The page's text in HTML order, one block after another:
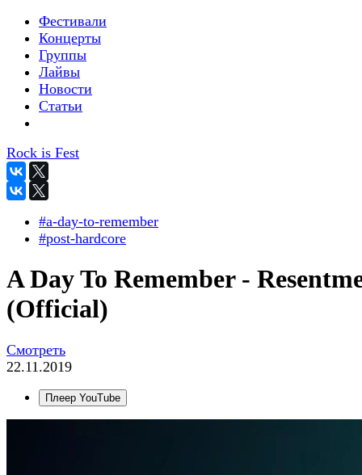
Фестивали
Концерты
Группы
Лайвы
Новости
Статьи
Rock is Fest
#a-day-to-remember
#post-hardcore
A Day To Remember -
(Official)
Смотреть
22.11.2019
Плеер YouTube